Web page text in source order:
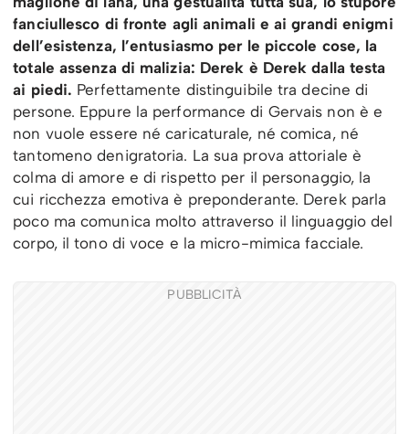
fanciullesco di fronte agli animali e ai grandi enigmi
dell’esistenza, l’entusiasmo per le piccole cose, la
totale assenza di malizia: Derek è Derek dalla testa
ai piedi. Perfettamente distinguibile tra decine di
persone. Eppure la performance di Gervais non è e
non vuole essere né caricaturale, né comica, né
tantomeno denigratoria. La sua prova attoriale è
colma di amore e di rispetto per il personaggio, la
cui ricchezza emotiva è preponderante. Derek parla
poco ma comunica molto attraverso il linguaggio del
corpo, il tono di voce e la micro-mimica facciale.
PUBBLICITÀ